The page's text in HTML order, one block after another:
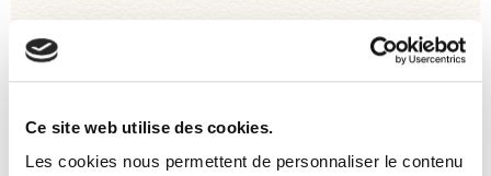
Ce site web utilise des cookies.
Les cookies nous permettent de personnaliser le contenu
TÉLÉPHONE
PAYS*